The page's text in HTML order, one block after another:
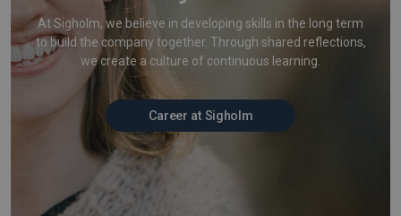
At Sigholm, we believe in developing skills in the long term
to build the company together. Through shared reflections,
we create a culture of continuous learning.
Career at Sigholm